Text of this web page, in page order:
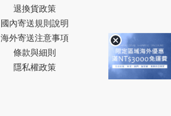
退換貨政策
國內寄送規則說明
海外寄送注意事項
條款與細則
隱私權政策